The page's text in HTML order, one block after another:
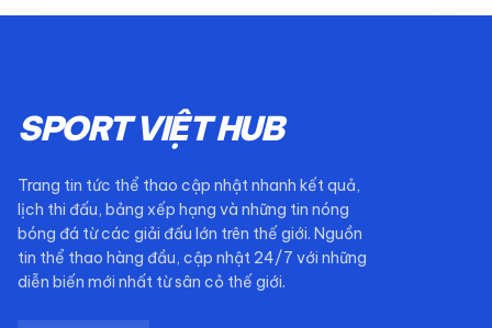
SPORT VIỆT HUB
Trang tin tức thể thao cập nhật nhanh kết quả,
lịch thi đấu, bảng xếp hạng và những tin nóng
bóng đá từ các giải đấu lớn trên thế giới. Nguồn
tin thể thao hàng đầu, cập nhật 24/7 với những
diễn biến mới nhất từ sân cỏ thế giới.